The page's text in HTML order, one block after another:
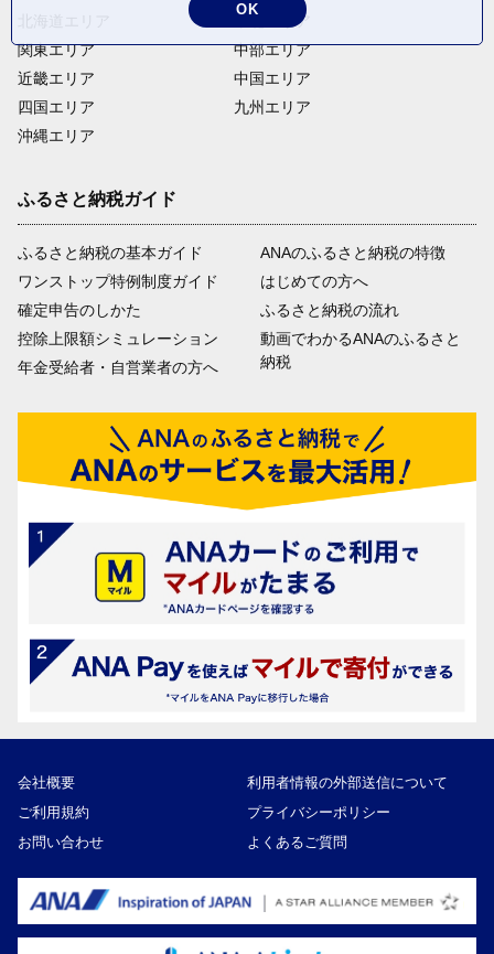
関東エリア
近畿エリア
四国エリア
沖縄エリア
東北エリア
中部エリア
中国エリア
九州エリア
ふるさと納税ガイド
ふるさと納税の基本ガイド
ワンストップ特例制度ガイド
確定申告のしかた
控除上限額シミュレーション
年金受給者・自営業者の方へ
ANAのふるさと納税の特徴
はじめての方へ
ふるさと納税の流れ
動画でわかるANAのふるさと
納税
会社概要
利用者情報の外部送信について
ご利用規約
プライバシーポリシー
お問い合わせ
よくあるご質問
OK